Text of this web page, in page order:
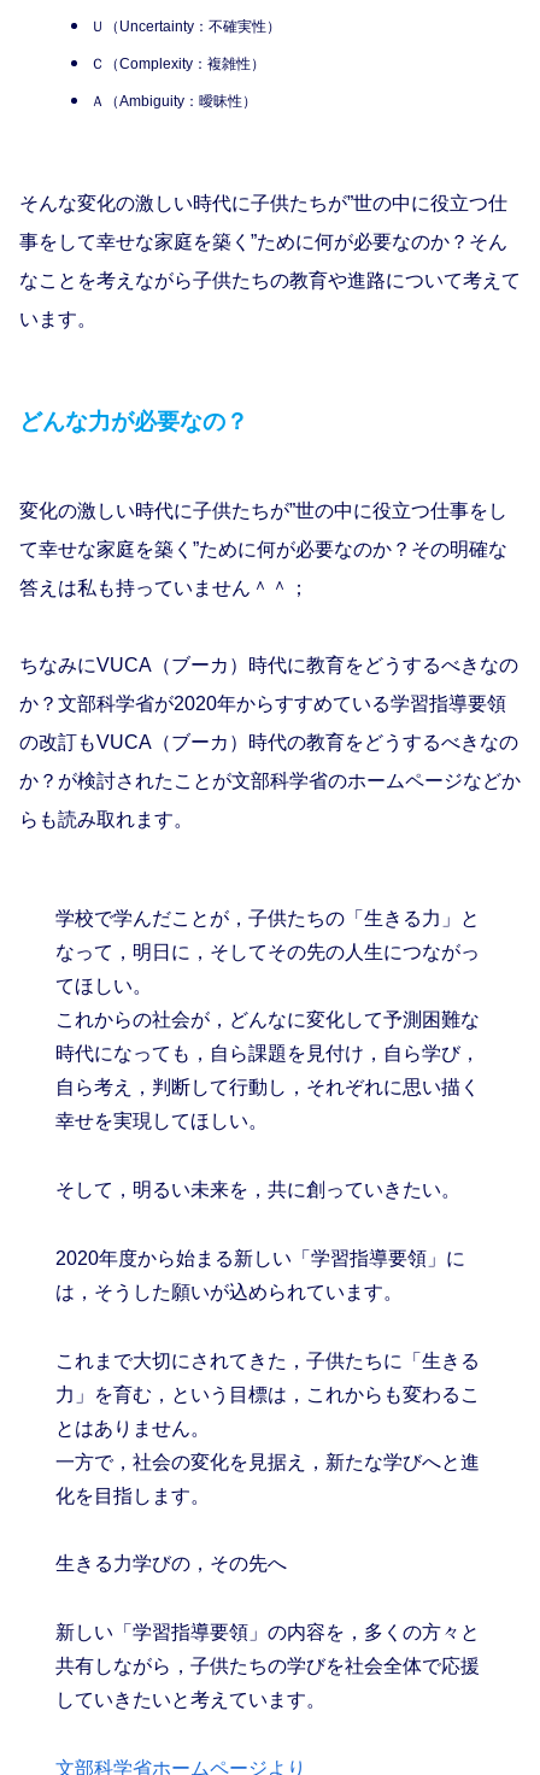
Ｕ（Uncertainty：不確実性）
Ｃ（Complexity：複雑性）
Ａ（Ambiguity：曖昧性）
そんな変化の激しい時代に子供たちが”世の中に役立つ仕
事をして幸せな家庭を築く”ために何が必要なのか？そん
なことを考えながら子供たちの教育や進路について考えて
います。
どんな力が必要なの？
変化の激しい時代に子供たちが”世の中に役立つ仕事をし
て幸せな家庭を築く”ために何が必要なのか？その明確な
答えは私も持っていません＾＾；
ちなみにVUCA （ブーカ）時代に教育をどうするべきなの
か？文部科学省が2020年からすすめている学習指導要領
の改訂もVUCA （ブーカ）時代の教育をどうするべきなの
か？が検討されたことが文部科学省のホームページなどか
らも読み取れます。
学校で学んだことが，子供たちの「生きる力」と
なって，明日に，そしてその先の人生につながっ
てほしい。
これからの社会が，どんなに変化して予測困難な
時代になっても，自ら課題を見付け，自ら学び，
自ら考え，判断して行動し，それぞれに思い描く
幸せを実現してほしい。
そして，明るい未来を，共に創っていきたい。
2020年度から始まる新しい「学習指導要領」に
は，そうした願いが込められています。
これまで大切にされてきた，子供たちに「生きる
力」を育む，という目標は，これからも変わるこ
とはありません。
一方で，社会の変化を見据え，新たな学びへと進
化を目指します。
生きる力学びの，その先へ
新しい「学習指導要領」の内容を，多くの方々と
共有しながら，子供たちの学びを社会全体で応援
していきたいと考えています。
文部科学省ホームページより